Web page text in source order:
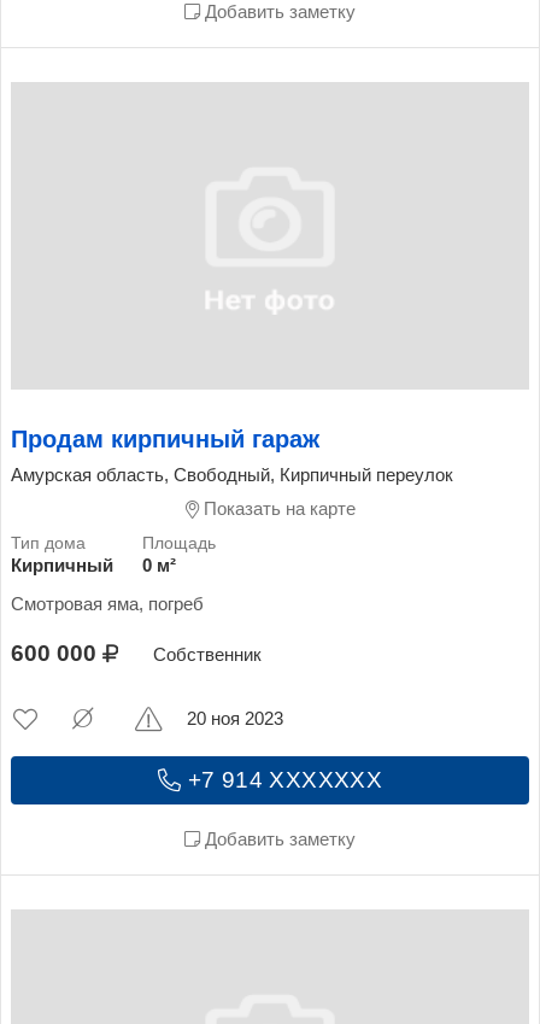
Добавить заметку
Продам кирпичный гараж
Амурская область, Свободный, Кирпичный переулок
Показать на карте
Кирпичный
0 м²
Смотровая яма, погреб
600 000 Собственник
+7 914 XXXXXXX
Добавить заметку
20 ноя 2023